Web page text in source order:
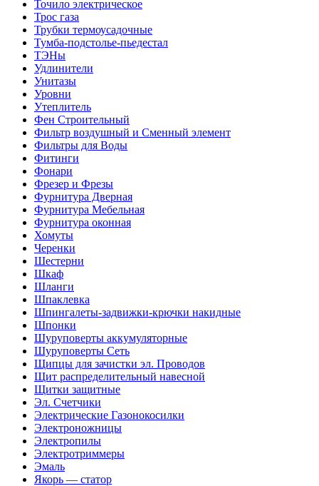
Точило электрическое
Трос газа
Трубки термоусадочные
Тумба-подстолье-пьедестал
ТЭНы
Удлинители
Унитазы
Уровни
Утеплитель
Фен Строительный
Фильтр воздушный и Сменный элемент
Фильтры для Воды
Фитинги
Фонари
Фрезер и Фрезы
Фурнитура Дверная
Фурнитура Мебельная
Фурнитура оконная
Хомуты
Черенки
Шестерни
Шкаф
Шланги
Шпаклевка
Шпингалеты-задвижки-крючки накидные
Шпонки
Шуруповерты аккумуляторные
Шуруповерты Сеть
Щипцы для зачистки эл. Проводов
Щит распределительный навесной
Щитки защитные
Эл. Счетчики
Электрические Газонокосилки
Электроножницы
Электропилы
Электротриммеры
Эмаль
Якорь — статор